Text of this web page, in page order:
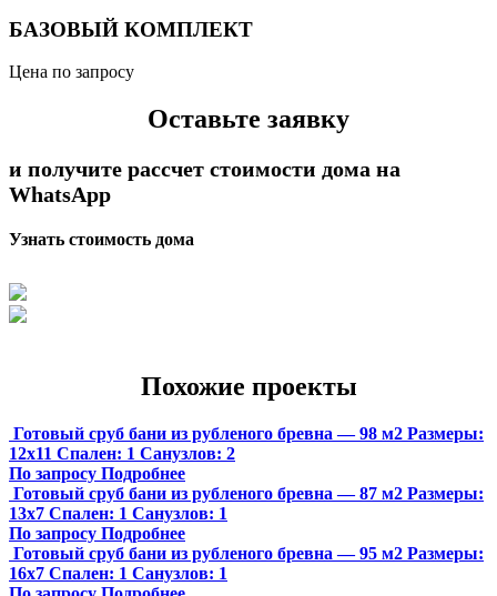
БАЗОВЫЙ КОМПЛЕКТ
Цена по запросу
Оставьте заявку
и получите рассчет стоимости дома на
WhatsApp
Узнать стоимость дома
Похожие проекты
Готовый сруб бани из рубленого бревна — 98 м2 Размеры:
12х11 Спален: 1 Санузлов: 2
По запросу Подробнее
Готовый сруб бани из рубленого бревна — 87 м2 Размеры:
13х7 Спален: 1 Санузлов: 1
По запросу Подробнее
Готовый сруб бани из рубленого бревна — 95 м2 Размеры:
16х7 Спален: 1 Санузлов: 1